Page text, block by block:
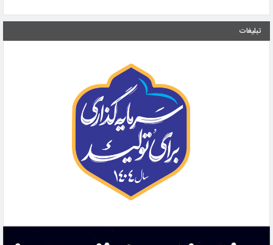
شهادت جانگداز جوان برومند کازرونی درپی حمله ناجوانمردانه آمریکایی–صهیونیستی در منطقه
ایرانشهر
افزایش مصرف داروهای اعصاب زنگ خطر جدی برای سلامت روان جامعه است
دستگیری عاملان آتش‌سوزی جنگل‌های بلوط کازرون
نیک‌مرام به‌عنوان سرپرست جدید فرمانداری ویژه کازرون منصوب شد
سردار سرتیپ پاسدار حاج ایوب سلیمانی به سمت معاون هماهنگ‌کننده ستادکل نیروهای
افتتاح واحد رادیولوژی بیمارستان امام علی(ع)شهرستان کازرون
اجرای طرح جامع تقویت زیرساخت مخابراتی در شهرستان کازرون
۲۶ تیرماه، سالروز تأسیس نهاد مقدس شورای نگهبان بر تمامی دلسوزان نظام و خادمان این
تبلیغات